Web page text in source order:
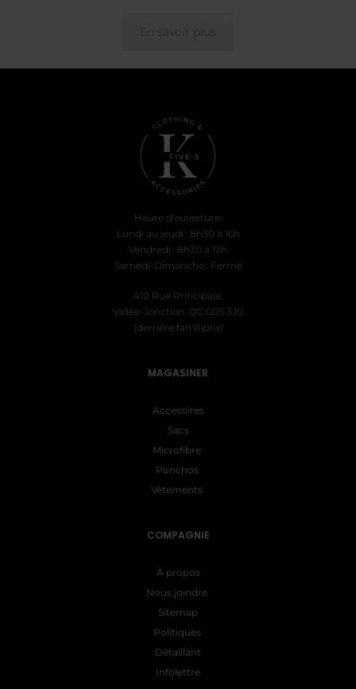
En savoir plus
Heure d'ouverture:
Lundi au jeudi : 8h30 à 16h
Vendredi : 8h30 à 12h
Samedi-Dimanche : Fermé
410 Rue Principale,
Vallée-Jonction, QC G0S 3J0
(derrière familiprix)
MAGASINER
Accesoires
Sacs
Microfibre
Ponchos
Vêtements
COMPAGNIE
À propos
Nous joindre
Sitemap
Politiques
Détaillant
Infolettre